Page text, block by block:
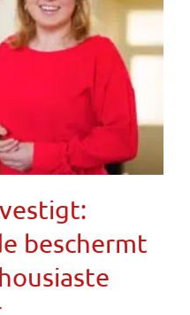
beschermt